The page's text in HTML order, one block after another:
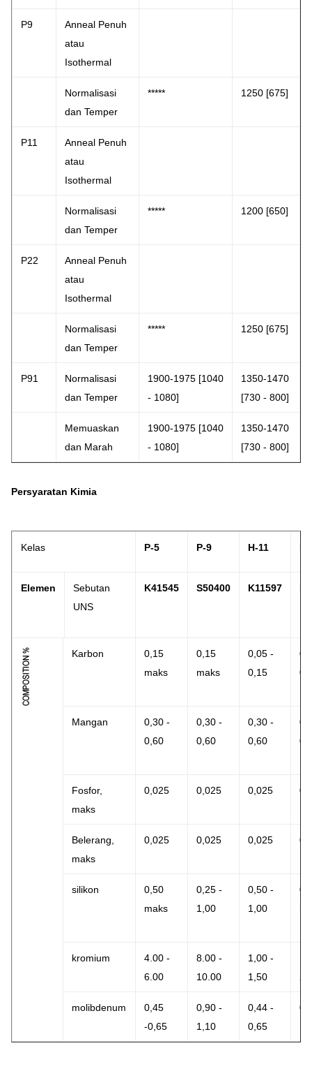
P9
Anneal Penuh
atau
Isothermal
Normalisasi
dan Temper
***** 1250 [675]
P11
Anneal Penuh
atau
Isothermal
Normalisasi
dan Temper
***** 1200 [650]
P22
Anneal Penuh
atau
Isothermal
Normalisasi
dan Temper
***** 1250 [675]
P91
Normalisasi
dan Temper
1900-1975 [1040
- 1080]
1350-1470
[730 - 800]
Memuaskan
dan Marah
1900-1975 [1040
- 1080]
1350-1470
[730 - 800]
Persyaratan Kimia
Kelas P-5 P-9 H-11
Elemen
Sebutan
UNS
K41545 S50400 K11597
Karbon
0,15
maks
0,15
maks
0,05 -
0,15
Mangan
0,30 -
0,60
0,30 -
0,60
0,30 -
0,60
Fosfor,
maks
0,025 0,025 0,025
Belerang,
maks
0,025 0,025 0,025
silikon
0,50
maks
0,25 -
1,00
0,50 -
1,00
kromium
4.00 -
6.00
8.00 -
10.00
1,00 -
1,50
molibdenum
0,45
-0,65
0,90 -
1,10
0,44 -
0,65